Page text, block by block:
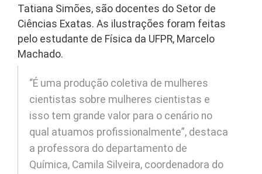
Tatiana Simões, são docentes do Setor de
Ciências Exatas. As ilustrações foram feitas
pelo estudante de Física da UFPR, Marcelo
Machado.
“É uma produção coletiva de mulheres
cientistas sobre mulheres cientistas e
isso tem grande valor para o cenário no
qual atuamos profissionalmente”, destaca
a professora do departamento de
Química, Camila Silveira, coordenadora do